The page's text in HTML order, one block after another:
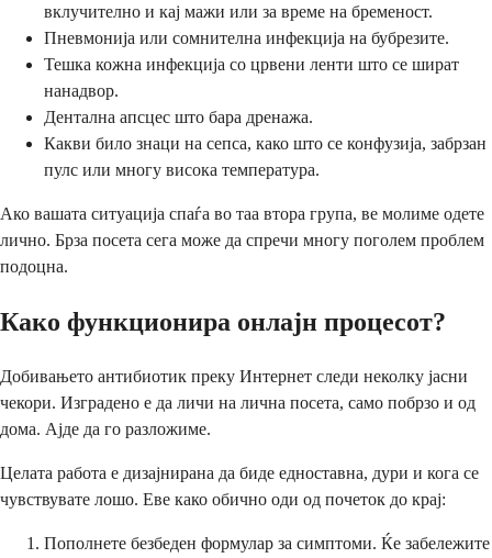
вклучително и кај мажи или за време на бременост.
Пневмонија или сомнителна инфекција на бубрезите.
Тешка кожна инфекција со црвени ленти што се шират
нанадвор.
Дентална апсцес што бара дренажа.
Какви било знаци на сепса, како што се конфузија, забрзан
пулс или многу висока температура.
Ако вашата ситуација спаѓа во таа втора група, ве молиме одете
лично. Брза посета сега може да спречи многу поголем проблем
подоцна.
Како функционира онлајн процесот?
Добивањето антибиотик преку Интернет следи неколку јасни
чекори. Изградено е да личи на лична посета, само побрзо и од
дома. Ајде да го разложиме.
Целата работа е дизајнирана да биде едноставна, дури и кога се
чувствувате лошо. Еве како обично оди од почеток до крај:
Пополнете безбеден формулар за симптоми. Ќе забележите